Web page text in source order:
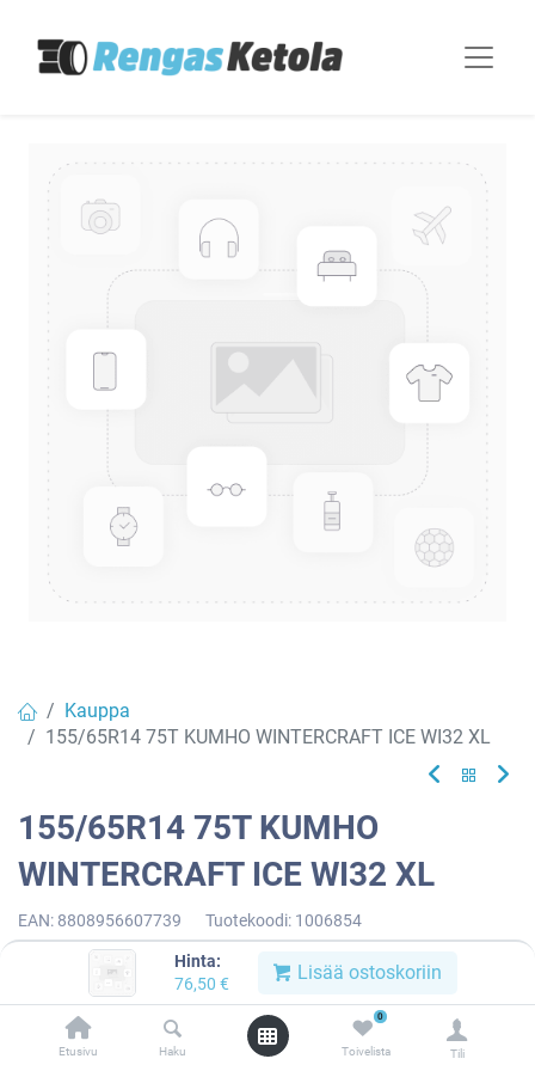
Hinta:
76,50 € Lisää ostoskoriin
Etusivu Haku
0
Toivelista Tili
Kauppa
155/65R14 75T KUMHO WINTERCRAFT ICE WI32 XL
155/65R14 75T KUMHO
WINTERCRAFT ICE WI32 XL
EAN: 8808956607739 Tuotekoodi: 1006854
€ / kpl
Toimittajilla (ulkomaa):
Saatavilla
Toimitusaika:3 arkipäivää